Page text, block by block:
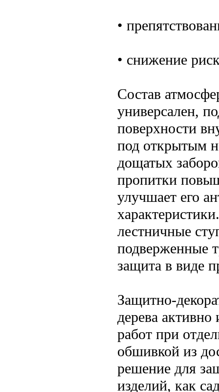
•
• снижение
Состав
универсален,
поверхности
под открытым
дощатых
пропитки
улучшает его
лестничные
подверженные
защита в виде
Защитно-
дерева
работ при
обшивкой из
решение для
изделий, как